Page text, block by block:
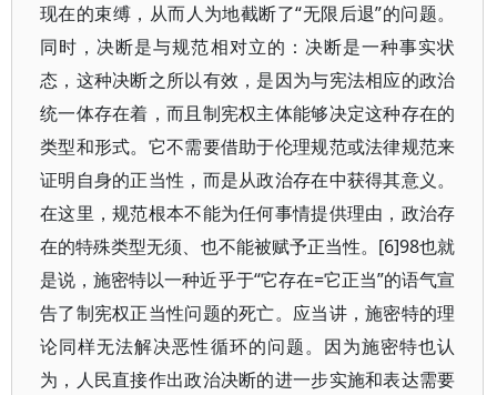
现在的束缚，从而人为地截断了“无限后退”的问题。
同时，决断是与规范相对立的：决断是一种事实状
态，这种决断之所以有效，是因为与宪法相应的政治
统一体存在着，而且制宪权主体能够决定这种存在的
类型和形式。它不需要借助于伦理规范或法律规范来
证明自身的正当性，而是从政治存在中获得其意义。
在这里，规范根本不能为任何事情提供理由，政治存
在的特殊类型无须、也不能被赋予正当性。[6]98也就
是说，施密特以一种近乎于“它存在=它正当”的语气宣
告了制宪权正当性问题的死亡。应当讲，施密特的理
论同样无法解决恶性循环的问题。因为施密特也认
为，人民直接作出政治决断的进一步实施和表达需要